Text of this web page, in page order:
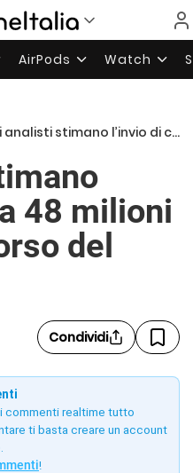
AirPods Watch
stimano l’invio di circa 48 milioni di iPad nel corso del 2012
48 milioni
del
Condividi
commenti realtime tutto
ti basta creare un account
!